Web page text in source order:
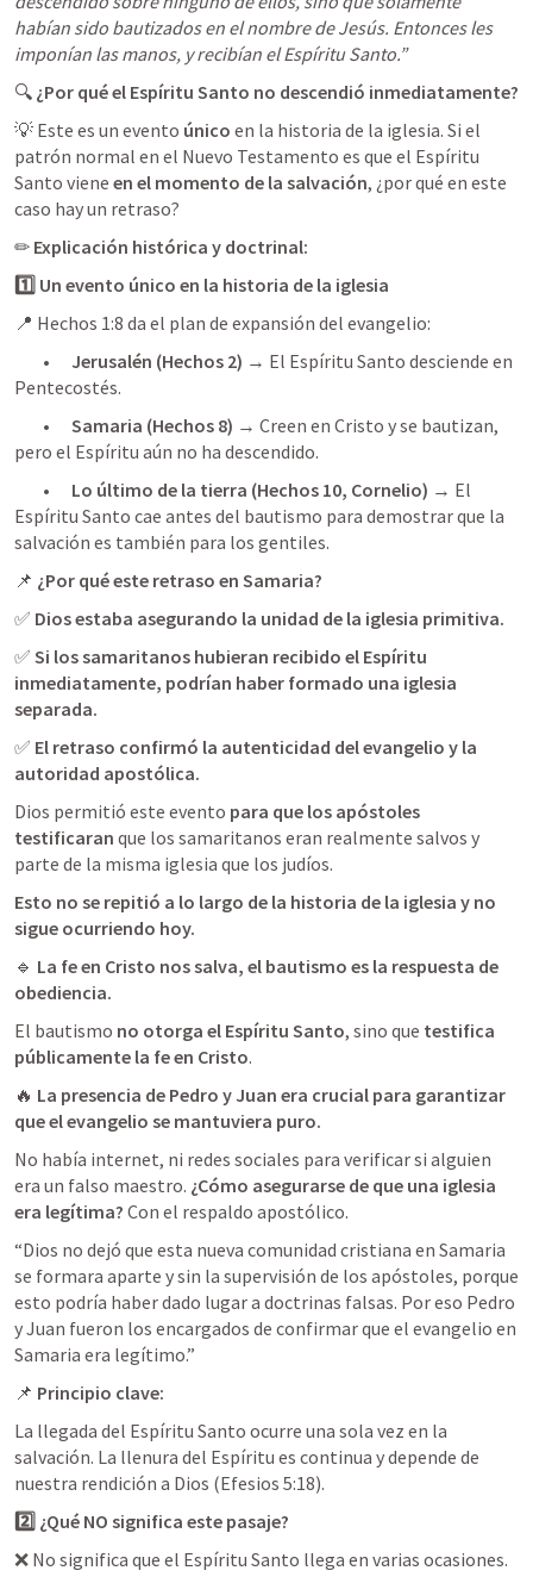
habían sido bautizados en el nombre de Jesús. Entonces les
imponían las manos, y recibían el Espíritu Santo.”
🔍 ¿Por qué el Espíritu Santo no descendió inmediatamente?
💡 Este es un evento único en la historia de la iglesia. Si el
patrón normal en el Nuevo Testamento es que el Espíritu
Santo viene en el momento de la salvación, ¿por qué en este
caso hay un retraso?
✏ Explicación histórica y doctrinal:
1️⃣ Un evento único en la historia de la iglesia
📍 Hechos 1:8 da el plan de expansión del evangelio:
Jerusalén (Hechos 2) → El Espíritu Santo desciende en
Pentecostés.
Samaria (Hechos 8) → Creen en Cristo y se bautizan,
pero el Espíritu aún no ha descendido.
Lo último de la tierra (Hechos 10, Cornelio) → El
Espíritu Santo cae antes del bautismo para demostrar que la
salvación es también para los gentiles.
📌 ¿Por qué este retraso en Samaria?
✅ Dios estaba asegurando la unidad de la iglesia primitiva.
✅ Si los samaritanos hubieran recibido el Espíritu
inmediatamente, podrían haber formado una iglesia
separada.
✅ El retraso confirmó la autenticidad del evangelio y la
autoridad apostólica.
Dios permitió este evento para que los apóstoles
testificaran que los samaritanos eran realmente salvos y
parte de la misma iglesia que los judíos.
Esto no se repitió a lo largo de la historia de la iglesia y no
sigue ocurriendo hoy.
🔹 La fe en Cristo nos salva, el bautismo es la respuesta de
obediencia.
El bautismo no otorga el Espíritu Santo, sino que testifica
públicamente la fe en Cristo
🔥 La presencia de Pedro y Juan era crucial para garantizar
que el evangelio se mantuviera puro.
No había internet, ni redes sociales para verificar si alguien
era un falso maestro. ¿Cómo asegurarse de que una iglesia
era legítima? Con el respaldo apostólico.
“Dios no dejó que esta nueva comunidad cristiana en Samaria
se formara aparte y sin la supervisión de los apóstoles, porque
esto podría haber dado lugar a doctrinas falsas. Por eso Pedro
y Juan fueron los encargados de confirmar que el evangelio en
Samaria era legítimo.”
📌 Principio clave:
La llegada del Espíritu Santo ocurre una sola vez en la
salvación. La llenura del Espíritu es continua y depende de
2️⃣ ¿Qué NO significa este pasaje?
❌ No significa que el Espíritu Santo llega en varias ocasiones.